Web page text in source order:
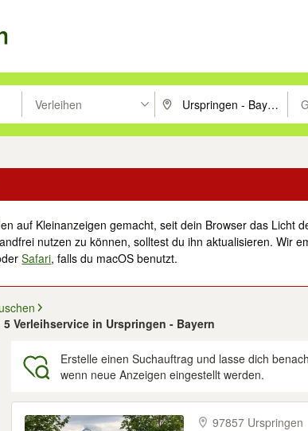
um zu suchen, oder Vorschläge mit den Pfeiltasten
Verleihen PLZ oder Ort eingeben.
auf Kleinanzeigen gemacht, seit dein Browser das Licht
nutzen zu können, solltest du ihn aktualisieren. Wir
Safari, falls du macOS benutzt.
5 Verleihservice in Urspringen - Bayern
Erstelle einen Suchauftrag und lasse dich
wenn neue Anzeigen eingestellt werden.
97857 Urspringen